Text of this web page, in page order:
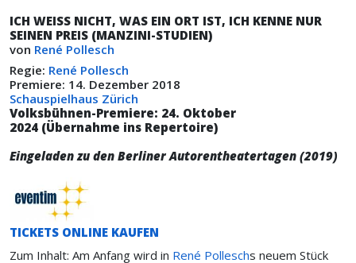
ICH WEISS NICHT, WAS EIN ORT IST, ICH KENNE NUR
SEINEN PREIS (MANZINI-STUDIEN)
von René Pollesch
Regie: René Pollesch
Premiere: 14. Dezember 2018
Schauspielhaus Zürich
Volksbühnen-Premiere: 24. Oktober
2024 (Übernahme ins Repertoire)
Eingeladen zu den Berliner Autorentheatertagen (2019)
TICKETS ONLINE KAUFEN
Zum Inhalt: Am Anfang wird in René Polleschs neuem Stück